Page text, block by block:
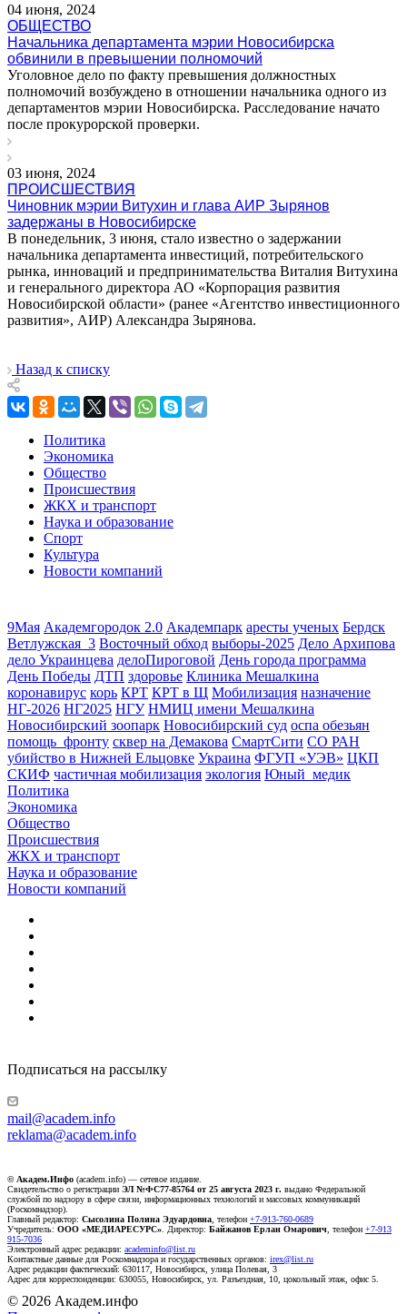
04 июня, 2024
ОБЩЕСТВО
Начальника департамента мэрии Новосибирска
обвинили в превышении полномочий
Уголовное дело по факту превышения должностных
полномочий возбуждено в отношении начальника одного из
департаментов мэрии Новосибирска. Расследование начато
после прокурорской проверки.
03 июня, 2024
ПРОИСШЕСТВИЯ
Чиновник мэрии Витухин и глава АИР Зырянов
задержаны в Новосибирске
В понедельник, 3 июня, стало известно о задержании
начальника департамента инвестиций, потребительского
рынка, инноваций и предпринимательства Виталия Витухина
и генерального директора АО «Корпорация развития
Новосибирской области» (ранее «Агентство инвестиционного
развития», АИР) Александра Зырянова.
Назад к списку
Политика
Экономика
Общество
Происшествия
ЖКХ и транспорт
Наука и образование
Спорт
Культура
Новости компаний
9Мая Академгородок 2.0 Академпарк аресты ученых Бердск
Ветлужская_3 Восточный обход выборы-2025 Дело Архипова
дело Украинцева делоПироговой День города программа
День Победы ДТП здоровье Клиника Мешалкина
коронавирус корь КРТ КРТ в Щ Мобилизация назначение
НГ-2026 НГ2025 НГУ НМИЦ имени Мешалкина
Новосибирский зоопарк Новосибирский суд оспа обезьян
помощь_фронту сквер на Демакова СмартСити СО РАН
убийство в Нижней Ельцовке Украина ФГУП «УЭВ» ЦКП
СКИФ частичная мобилизация экология Юный_медик
Политика
Экономика
Общество
Происшествия
ЖКХ и транспорт
Наука и образование
Новости компаний
Подписаться на рассылку
mail@academ.info
reklama@academ.info
© Академ.Инфо (academ.info) — сетевое издание.
Свидетельство о регистрации ЭЛ №ФС77-85764 от 25 августа 2023 г. выдано Федеральной
службой по надзору в сфере связи, информационных технологий и массовых коммуникаций
(Роскомнадзор).
Главный редактор: Сысолина Полина Эдуардовна , телефон +7-913-760-0689
Учредитель: ООО «МЕДИАРЕСУРС» . Директор: Байжанов Ерлан Омарович , телефон +7-913
915-7036
Электронный адрес редакции: academinfo@list.ru
Контактные данные для Роскомнадзора и государственных органов: irex@list.ru
Адрес редакции фактический: 630117, Новосибирск, улица Полевая, 3
Адрес для корреспонденции: 630055, Новосибирск, ул. Разъездная, 10, цокольный этаж, офис 5.
© 2026 Академ.инфо